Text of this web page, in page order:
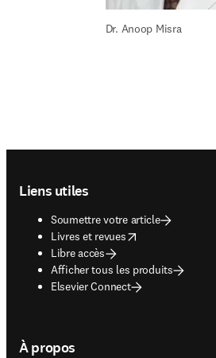
Dr. Anoop Misra
Liens utiles
Soumettre votre article
Livres et revues
opens in new tab/window
Libre accès
Afficher tous les produits
Elsevier Connect
À propos